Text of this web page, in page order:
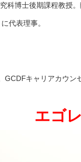
科博士後期課程教授
代表理事。
GCDFキャリアカウン
エゴ